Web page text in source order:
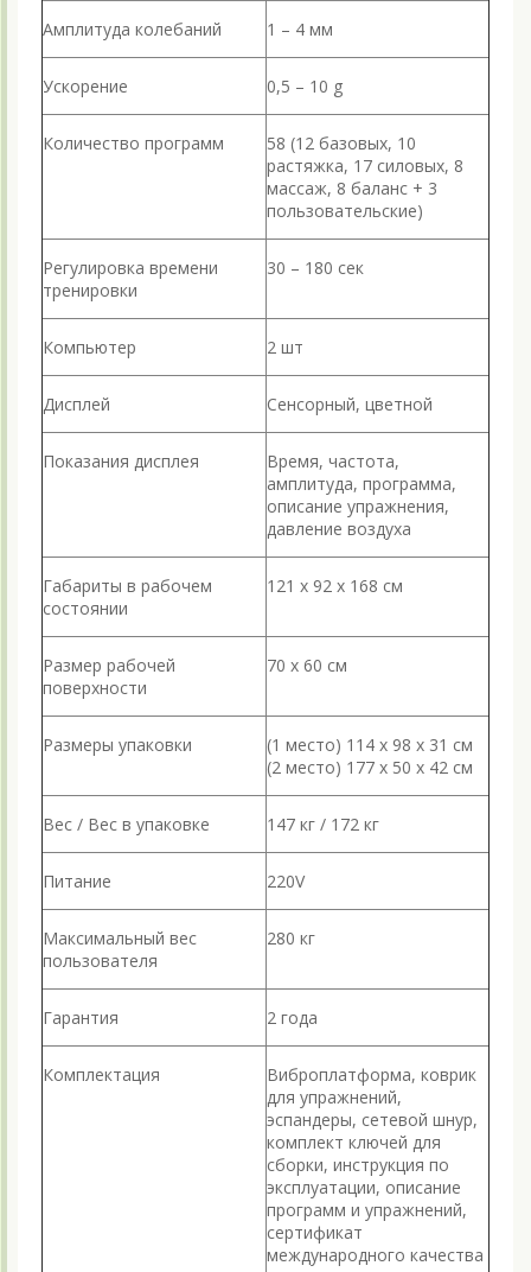
Амплитуда колебаний 1 – 4 мм
Ускорение 0,5 – 10 g
Количество программ
58 (12 базовых, 10
растяжка, 17 силовых, 8
массаж, 8 баланс + 3
пользовательские)
Регулировка времени
тренировки
30 – 180 сек
Компьютер 2 шт
Дисплей Сенсорный, цветной
Показания дисплея
Время, частота,
амплитуда, программа,
описание упражнения,
давление воздуха
Габариты в рабочем
состоянии
121 х 92 х 168 см
Размер рабочей
поверхности
70 х 60 см
Размеры упаковки
(1 место) 114 х 98 х 31 см
(2 место) 177 х 50 х 42 см
Вес / Вес в упаковке 147 кг / 172 кг
Питание 220V
Максимальный вес
пользователя
280 кг
Гарантия 2 года
Комплектация
Виброплатформа, коврик
для упражнений,
эспандеры, сетевой шнур,
комплект ключей для
сборки, инструкция по
эксплуатации, описание
программ и упражнений,
сертификат
международного качества